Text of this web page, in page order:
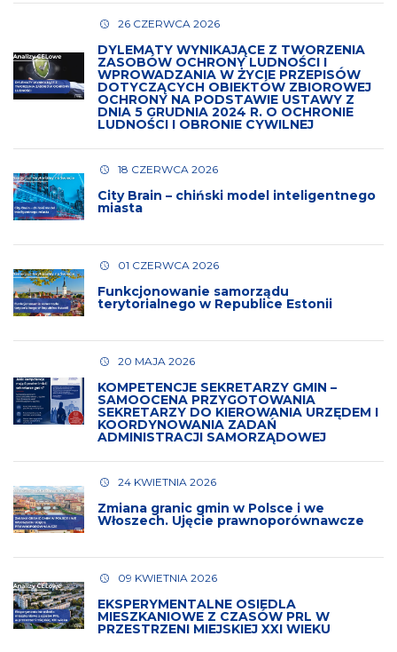
26 CZERWCA 2026
DYLEMATY WYNIKAJĄCE Z TWORZENIA
ZASOBÓW OCHRONY LUDNOŚCI I
WPROWADZANIA W ŻYCIE PRZEPISÓW
DOTYCZĄCYCH OBIEKTÓW ZBIOROWEJ
OCHRONY NA PODSTAWIE USTAWY Z
DNIA 5 GRUDNIA 2024 R. O OCHRONIE
LUDNOŚCI I OBRONIE CYWILNEJ
18 CZERWCA 2026
City Brain – chiński model inteligentnego
miasta
01 CZERWCA 2026
Funkcjonowanie samorządu
terytorialnego w Republice Estonii
20 MAJA 2026
KOMPETENCJE SEKRETARZY GMIN –
SAMOOCENA PRZYGOTOWANIA
SEKRETARZY DO KIEROWANIA URZĘDEM I
KOORDYNOWANIA ZADAŃ
ADMINISTRACJI SAMORZĄDOWEJ
24 KWIETNIA 2026
Zmiana granic gmin w Polsce i we
Włoszech. Ujęcie prawnoporównawcze
09 KWIETNIA 2026
EKSPERYMENTALNE OSIEDLA
MIESZKANIOWE Z CZASÓW PRL W
PRZESTRZENI MIEJSKIEJ XXI WIEKU